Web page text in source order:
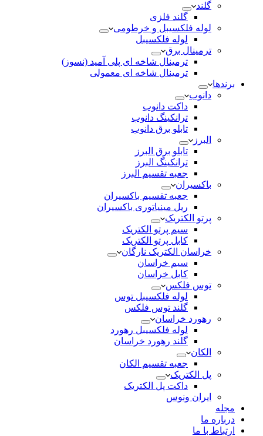
گلند
گلند فلزی
لوله فلکسیبل و خرطومی
لوله فلکسیبل
ترمینال برق
ترمینال شاخه ای پلی آمید (نسوز)
ترمینال شاخه ای معمولی
برندها
دانوب
داکت دانوب
ترانکینگ دانوب
تابلو برق دانوب
البرز
تابلو برق البرز
ترانکینگ البرز
جعبه تقسیم البرز
باکسیران
جعبه تقسیم باکسیران
ریل مینیاتوری باکسیران
پرتو الکتریک
سیم پرتو الکتریک
کابل پرتو الکتریک
خراسان الکتریک نارگان
سیم خراسان
کابل خراسان
توس فلکس
لوله فلکسیبل توس
گلند توس فلکس
رهورد خراسان
لوله فلکسیبل رهورد
گلند رهورد خراسان
الکان
جعبه تقسیم الکان
پل الکتریک
داکت پل الکتریک
ایران ونوس
مجله
درباره ما
ارتباط با ما